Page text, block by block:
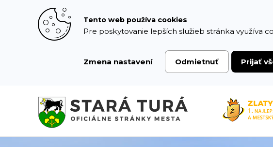
Tento web používa cookies
Pre poskytovanie lepších služieb stránka využíva
Zmena nastavení Odmietnuť Prijať